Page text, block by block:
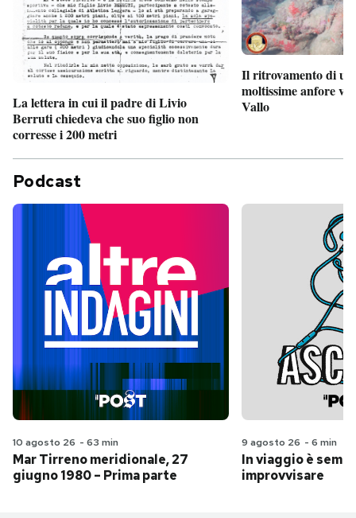
La lettera in cui il padre di Livio
Berruti chiedeva che suo figlio non
corresse i 200 metri
Il ritrovamento di
moltissime anfore
Vallo
Podcast
10 agosto 26 - 63 min
Mar Tirreno meridionale, 27
giugno 1980 – Prima parte
9 agosto 26 - 6 min
In viaggio è
improvvisare